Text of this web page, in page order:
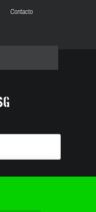
Contacto